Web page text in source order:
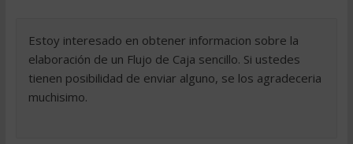
Estoy interesado en obtener informacion sobre la
elaboración de un Flujo de Caja sencillo. Si ustedes
tienen posibilidad de enviar alguno, se los agradeceria
muchisimo.